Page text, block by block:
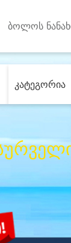
ბოლოს
კატეგორია